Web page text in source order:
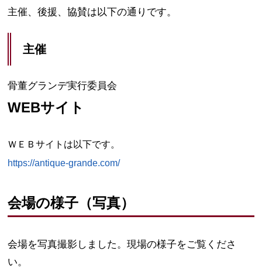
主催、後援、協賛は以下の通りです。
主催
骨董グランデ実行委員会
WEBサイト
ＷＥＢサイトは以下です。
https://antique-grande.com/
会場の様子（写真）
会場を写真撮影しました。現場の様子をご覧くださ
い。